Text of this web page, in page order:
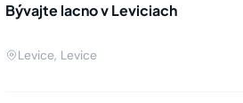
Bývajte lacno v Leviciach
Levice, Levice